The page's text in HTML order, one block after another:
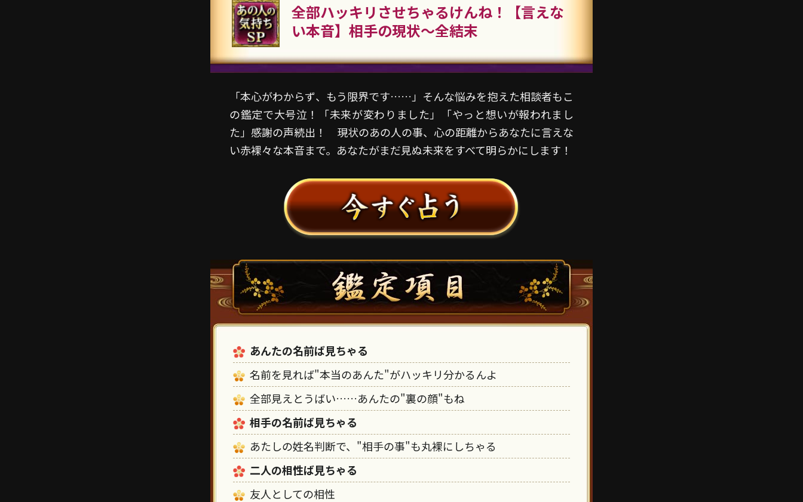
全部ハッキリさせちゃるけんね！【言えな
い本音】相手の現状～全結末
「本心がわからず、もう限界です……」そんな悩みを抱えた相談者もこ
の鑑定で大号泣！「未来が変わりました」「やっと想いが報われまし
た」感謝の声続出！ 現状のあの人の事、心の距離からあなたに言えな
い赤裸々な本音まで。あなたがまだ見ぬ未来をすべて明らかにします！
あんたの名前ば見ちゃる
名前を見れば"本当のあんた"がハッキリ分かるんよ
全部見えとうばい……あんたの"裏の顔"もね
相手の名前ば見ちゃる
あたしの姓名判断で、"相手の事"も丸裸にしちゃる
二人の相性ば見ちゃる
友人としての相性